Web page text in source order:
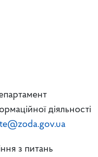
діяльності
з питань